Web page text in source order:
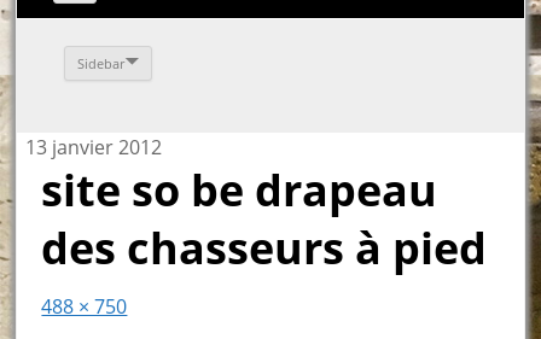
Sidebar
13 janvier 2012
site so be drapeau
des chasseurs à pied
488 × 750